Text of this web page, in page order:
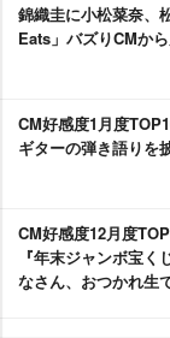
錦織圭に小松菜奈
Eats」バズりCMか
CM好感度1月度
ギターの弾き語りを
CM好感度12月度
『年末ジャンボ宝
なさん、おつかれ生